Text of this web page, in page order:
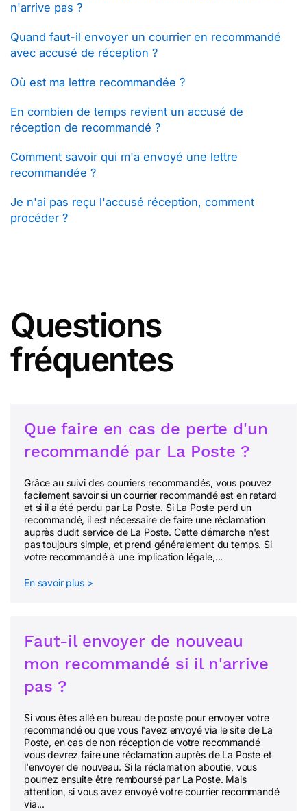
n'arrive pas ?
Quand faut-il envoyer un courrier en recommandé
avec accusé de réception ?
Où est ma lettre recommandée ?
En combien de temps revient un accusé de
réception de recommandé ?
Comment savoir qui m'a envoyé une lettre
recommandée ?
Je n'ai pas reçu l'accusé réception, comment
procéder ?
Questions
fréquentes
Que faire en cas de perte d'un
recommandé par La Poste ?
Grâce au suivi des courriers recommandés, vous pouvez
facilement savoir si un courrier recommandé est en retard
et si il a été perdu par La Poste. Si La Poste perd un
recommandé, il est nécessaire de faire une réclamation
auprès dudit service de La Poste. Cette démarche n'est
pas toujours simple, et prend généralement du temps. Si
votre recommandé à une implication légale,...
En savoir plus >
Faut-il envoyer de nouveau
mon recommandé si il n'arrive
pas ?
Si vous êtes allé en bureau de poste pour envoyer votre
recommandé ou que vous l'avez envoyé via le site de La
Poste, en cas de non réception de votre recommandé
vous devrez faire une réclamation auprès de La Poste et
l'envoyer de nouveau. Si la réclamation aboutie, vous
pourrez ensuite être remboursé par La Poste. Mais
attention, si vous avez envoyé votre courrier recommandé
via...